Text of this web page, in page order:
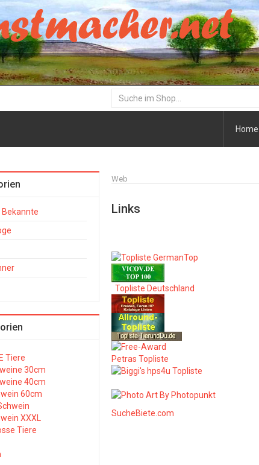
Home
Web
Links
Topliste Deutschland
Petras Topliste
SucheBiete.com
Bekannte
Tiere
30cm
40cm
60cm
XXXL
Tiere